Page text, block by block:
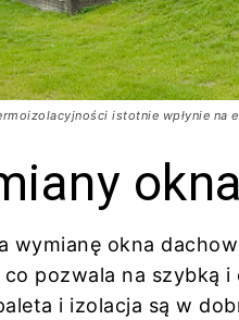
istotnie wpłynie na
wymianę okna
pozwala na szybką
i izolacja są w